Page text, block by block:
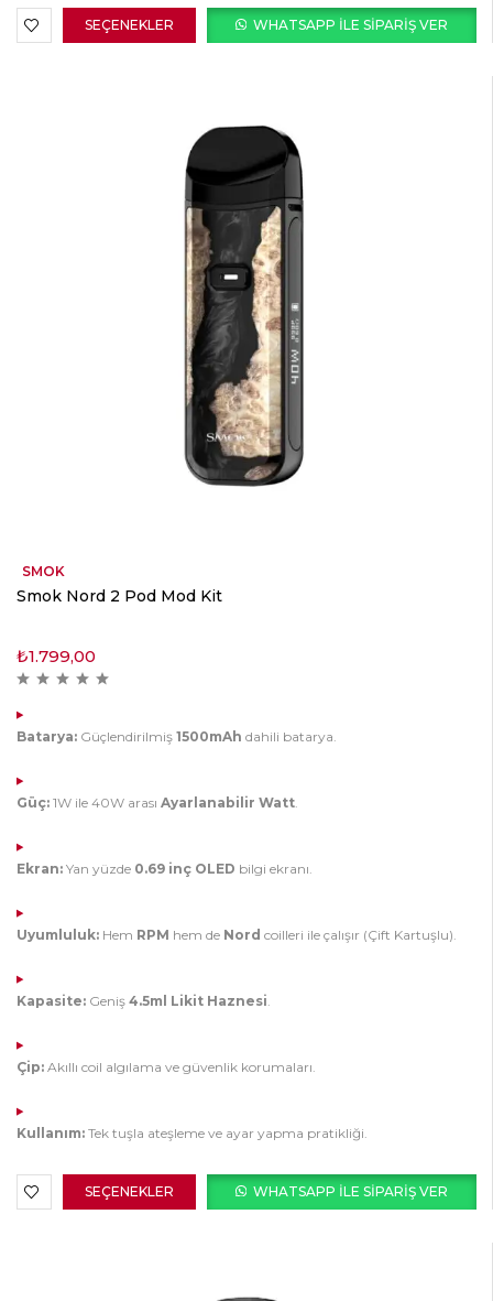
SEÇENEKLER WHATSAPP ILE SIPARIŞ VER
SMOK
Smok Nord 2 Pod Mod Kit
₺1.799,00
Batarya: Güçlendirilmiş 1500mAh dahili batarya.
Güç: 1W ile 40W arası Ayarlanabilir Watt
Ekran: Yan yüzde 0.69 inç OLED bilgi ekranı.
Uyumluluk: Hem RPM hem de Nord coilleri ile çalışır (Çift Kartuşlu).
Kapasite: Geniş 4.5ml Likit Haznesi
Çip: Akıllı coil algılama ve güvenlik korumaları.
Kullanım: Tek tuşla ateşleme ve ayar yapma pratikliği.
SEÇENEKLER WHATSAPP ILE SIPARIŞ VER